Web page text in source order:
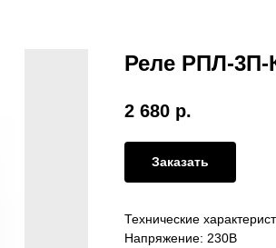
Реле РПЛ-3П-
2 680 р.
Заказать
Технические
Напряжение: 230В